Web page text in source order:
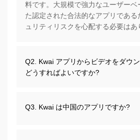
料です。大規模で強力なユーザーベ
た認定された合法的なアプリである
ュリティリスクを心配する必要はあ
Q2. Kwai アプリからビデオをダウ
どうすればよいですか?
Q3. Kwai は中国のアプリですか?